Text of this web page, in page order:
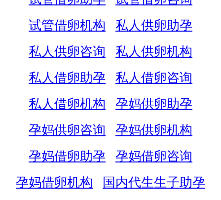
试管借卵机构
私人供卵助孕
私人供卵咨询
私人供卵机构
私人借卵助孕
私人借卵咨询
私人借卵机构
孕妈供卵助孕
孕妈供卵咨询
孕妈供卵机构
孕妈借卵助孕
孕妈借卵咨询
孕妈借卵机构
国内代生生子助孕